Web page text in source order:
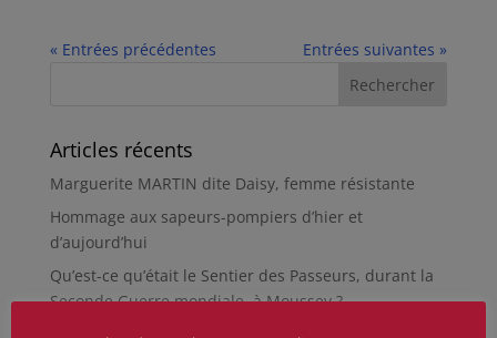
« Entrées précédentes Entrées suivantes »
Articles récents
Marguerite MARTIN dite Daisy, femme résistante
Hommage aux sapeurs-pompiers d’hier et
d’aujourd’hui
Qu’est-ce qu’était le Sentier des Passeurs, durant la
Seconde Guerre mondiale, à Moussey ?